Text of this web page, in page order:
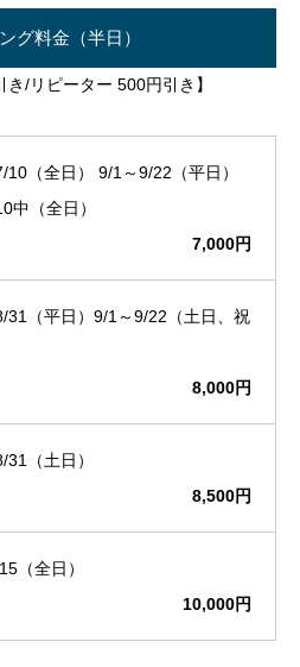
グ料金（半日）
/リピーター 500円引き】
10（全日） 9/1～9/22（平日）
中（全日）
7,000円
31（平日）9/1～9/22（土日、祝
8,000円
（土日）
8,500円
（全日）
10,000円